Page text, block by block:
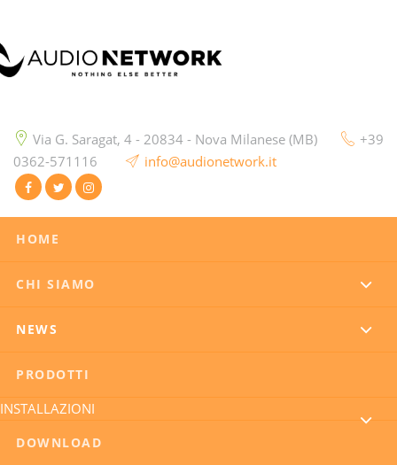
Via G. Saragat, 4 - 20834 - Nova Milanese (MB)
+39
0362-571116
info@audionetwork.it
HOME
CHI SIAMO
NEWS
PRODOTTI
INSTALLAZIONI
DOWNLOAD